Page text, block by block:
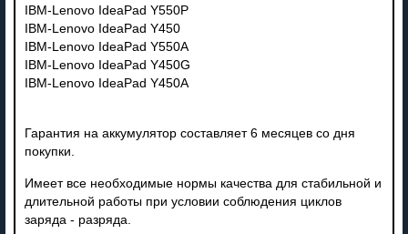
IBM-Lenovo IdeaPad Y550P
IBM-Lenovo IdeaPad Y450
IBM-Lenovo IdeaPad Y550A
IBM-Lenovo IdeaPad Y450G
IBM-Lenovo IdeaPad Y450A
Гарантия на аккумулятор составляет 6 месяцев со дня
покупки.
Имеет все необходимые нормы качества для стабильной и
длительной работы при условии соблюдения циклов
заряда - разряда.